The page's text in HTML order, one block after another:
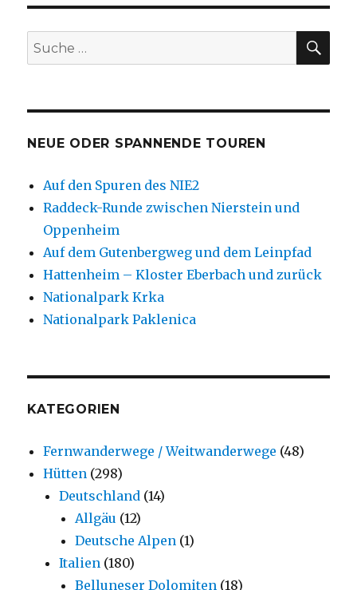
Suche
nach:
NEUE ODER SPANNENDE TOUREN
Auf den Spuren des NIE2
Raddeck-Runde zwischen Nierstein und
Oppenheim
Auf dem Gutenbergweg und dem Leinpfad
Hattenheim – Kloster Eberbach und zurück
Nationalpark Krka
Nationalpark Paklenica
KATEGORIEN
Fernwanderwege / Weitwanderwege (48)
Hütten (298)
Deutschland (14)
Allgäu (12)
Deutsche Alpen (1)
Italien (180)
Belluneser Dolomiten (18)